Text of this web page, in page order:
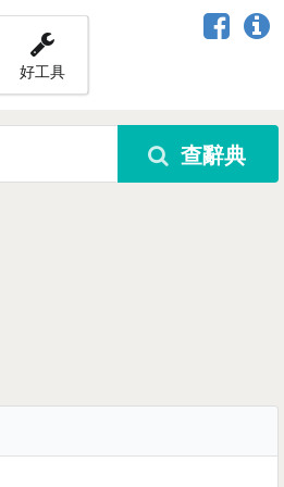
好工具
查辭典